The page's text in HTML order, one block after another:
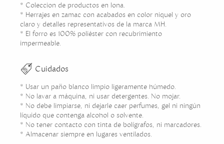
* Coleccion de productos en lona.
* Herrajes en zamac con acabados en color niquel y oro
claro y detalles representativos de la marca MH.
* El forro es 100% poliéster con recubrimiento
impermeable.
Cuidados
* Usar un paño blanco limpio ligeramente húmedo.
* No lavar a máquina, ni usar detergentes. No mojar.
* No debe limpiarse, ni dejarle caer perfumes, gel ni ningún
líquido que contenga alcohol o solvente.
* No tener contacto con tinta de bolígrafos, ni marcadores.
* Almacenar siempre en lugares ventilados.